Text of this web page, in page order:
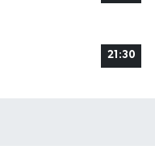
21:30